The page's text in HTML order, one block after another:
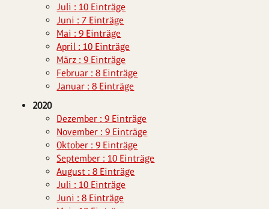
Juli : 10 Einträge
Juni : 7 Einträge
Mai : 9 Einträge
April : 10 Einträge
März : 9 Einträge
Februar : 8 Einträge
Januar : 8 Einträge
2020
Dezember : 9 Einträge
November : 9 Einträge
Oktober : 9 Einträge
September : 10 Einträge
August : 8 Einträge
Juli : 10 Einträge
Juni : 8 Einträge